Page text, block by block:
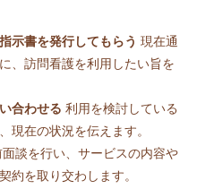
示書を発行してもらう 現在通
、訪問看護を利用したい旨を
合わせる 利用を検討している
現在の状況を伝えます。
談を行い、サービスの内容や
約を取り交わします。